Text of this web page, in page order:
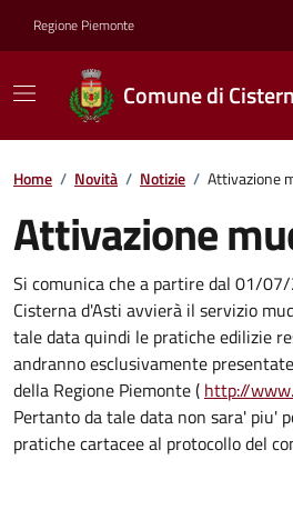
Regione Piemonte
Comune di
Home / Novità / Notizie / Attivazione
Attivazione
Si comunica che a partire dal 01/
Cisterna d'Asti avvierà il servizio
tale data quindi le pratiche edilizie
andranno esclusivamente
della Regione Piemonte ( http://
Pertanto da tale data non sara' piu'
pratiche cartacee al protocollo del